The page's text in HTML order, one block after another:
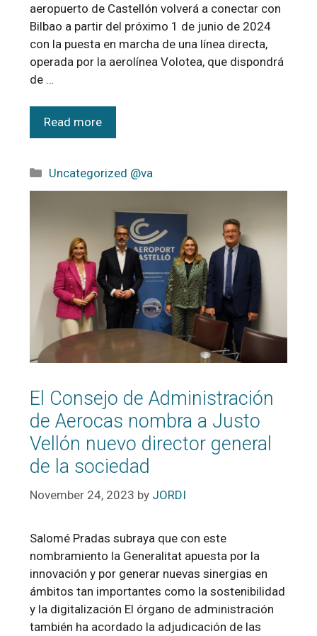
aeropuerto de Castellón volverá a conectar con
Bilbao a partir del próximo 1 de junio de 2024
con la puesta en marcha de una línea directa,
operada por la aerolínea Volotea, que dispondrá
de …
Read more
Uncategorized @va
El Consejo de Administración
de Aerocas nombra a Justo
Vellón nuevo director general
de la sociedad
November 24, 2023 by JORDI
Salomé Pradas subraya que con este
nombramiento la Generalitat apuesta por la
innovación y por generar nuevas sinergias en
ámbitos tan importantes como la sostenibilidad
y la digitalización El órgano de administración
también ha acordado la adjudicación de las